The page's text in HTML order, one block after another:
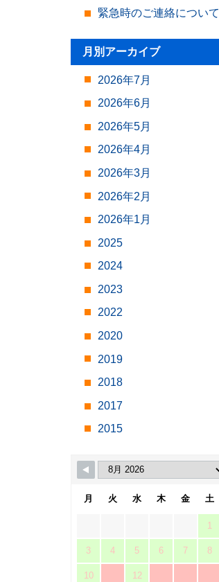
緊急時のご連絡について
月別アーカイブ
2026年7月
2026年6月
2026年5月
2026年4月
2026年3月
2026年2月
2026年1月
2025
2024
2023
2022
2020
2019
2018
2017
2015
月 火 水 木 金 土
1
3 4 5 6 7 8
10 12